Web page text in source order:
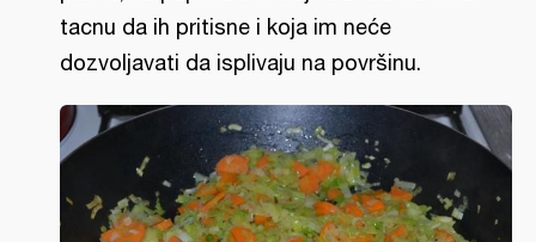
tacnu da ih pritisne i koja im neće
dozvoljavati da isplivaju na površinu.